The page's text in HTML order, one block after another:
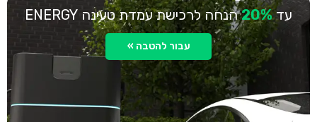
עד20%הנחה לרכישת עמדת טעינה ENERGY
עבור להטבה »